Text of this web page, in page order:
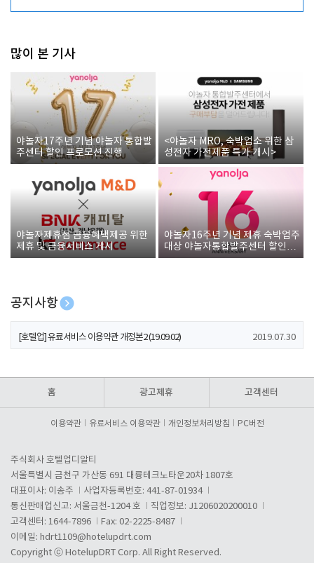
많이 본 기사
야놀자17주년 기념 야놀자 통합발
주센터 할인 프로모션 진행
<야놀자 MRO, 숙박업소 위한 삼
성전자 가전제품 특가 개시>
야놀자제휴점 금융혜택제공 위한
제휴 및 금융서비스 게시
야놀자16주년 기념 제휴 숙박업주
대상 야놀자통합발주센터 할인쿠
폰 증정
공지사항
[호텔업] 개인정보 처리방침 개정본1 (19.09.02)
[호텔업] 유료서비스 이용약관 개정본2 (19.09.02) 2019.07.30
홈 광고제휴 고객센터
이용약관 유료서비스 이용약관 개인정보처리방침 PC버전
주식회사 호텔업디알티
서울특별시 금천구 가산동 691 대륭테크노타운20차 1807호
대표이사: 이송주
사업자등록번호: 441-87-01934
통신판매업신고: 서울금천-1204 호
직업정보: J1206020200010
고객센터: 1644-7896
Fax: 02-2225-8487
이메일: hdrt1109@hotelupdrt.com
Copyright ⓒ HotelupDRT Corp. All Right Reserved.